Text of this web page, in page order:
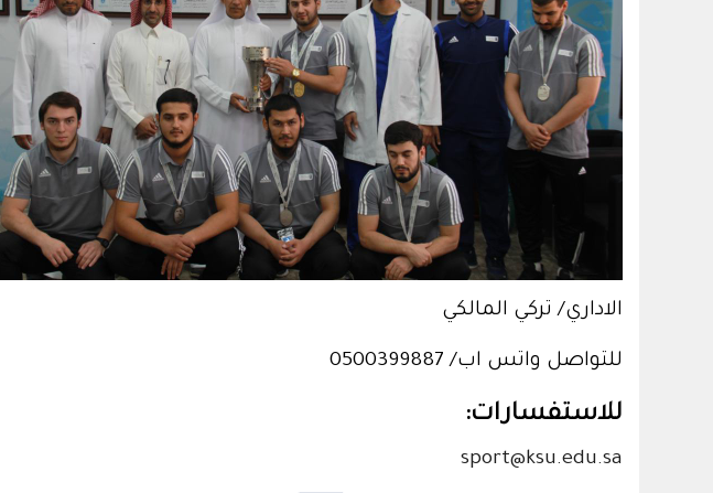
الاداري/ تركي المالكي
للتواصل واتس اب/ 0500399887
للاستفسارات:
sport@ksu.edu.sa